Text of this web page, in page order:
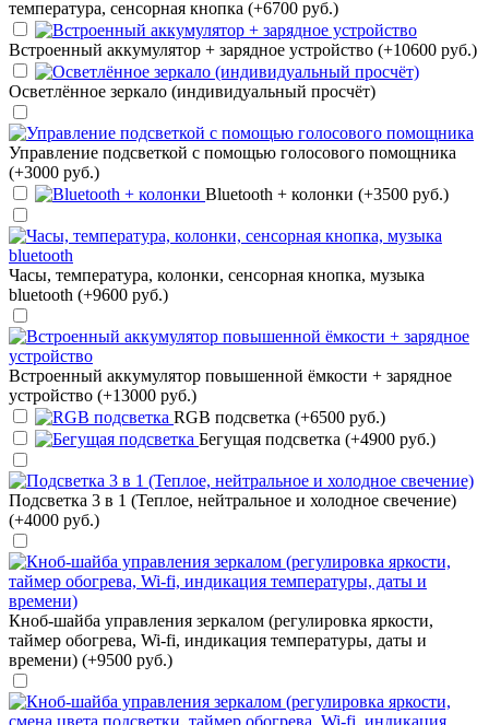
температура, сенсорная кнопка (+6700 руб.)
Встроенный аккумулятор + зарядное устройство (+10600 руб.)
Осветлённое зеркало (индивидуальный просчёт)
Управление подсветкой с помощью голосового помощника
(+3000 руб.)
Bluetooth + колонки (+3500 руб.)
Часы, температура, колонки, сенсорная кнопка, музыка
bluetooth (+9600 руб.)
Встроенный аккумулятор повышенной ёмкости + зарядное
устройство (+13000 руб.)
RGB подсветка (+6500 руб.)
Бегущая подсветка (+4900 руб.)
Подсветка 3 в 1 (Теплое, нейтральное и холодное свечение)
(+4000 руб.)
Кноб-шайба управления зеркалом (регулировка яркости,
таймер обогрева, Wi-fi, индикация температуры, даты и
времени) (+9500 руб.)